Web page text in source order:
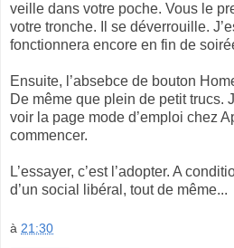
veille dans votre poche. Vous le
votre tronche. Il se déverrouille.
fonctionnera encore en fin de
Ensuite, l’absebce de bouton
De même que plein de petit trucs.
voir la page mode d’emploi chez
commencer.
L’essayer, c’est l’adopter. A
d’un social libéral, tout de même...
à 21:30